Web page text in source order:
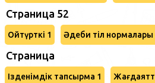
Страница 52
Ойтүрткі 1 Әдеби тіл нормалары
Страница
Ізденімдік тапсырма 1